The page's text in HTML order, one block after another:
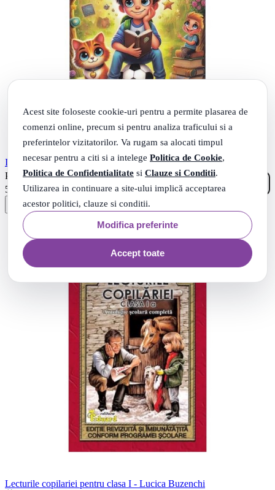
Acest site foloseste cookie-uri pentru a permite plasarea de
comenzi online, precum si pentru analiza traficului si a
preferintelor vizitatorilor. Va rugam sa alocati timpul
necesar pentru a citi si a intelege Politica de Cookie,
Politica de Confidentialitate si Clauze si Conditii.
Utilizarea in continuare a site-ului implică acceptarea
acestor politici, clauze si conditii.
Modifica preferinte
Accept toate
In tara Lectiilor Neinvatate - Lea Gheraskina
PRP: 10.00Lei
5
Lei
Lecturile copilariei pentru clasa I - Lucica Buzenchi